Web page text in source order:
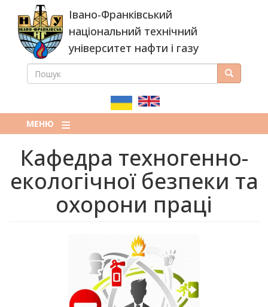
основного
вмісту
Івано-Франківський
національний технічний
університет нафти і газу
ПОШУКОВА
ПОШУК Пошук
МЕНЮ
Кафедра техногенно-
екологічної безпеки та
охорони праці